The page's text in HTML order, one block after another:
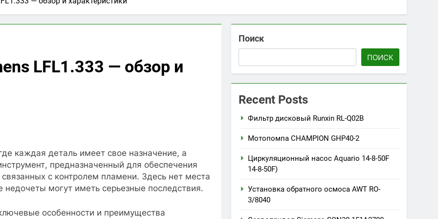
LFL1.333 — обзор и
каждая деталь имеет свое назначение, а
предназначенный для обеспечения
с контролем пламени. Здесь нет места
могут иметь серьезные последствия.
особенности и преимущества
Поиск
ПОИСК
Recent Posts
Фильтр дисковый Runxin RL-Q02B
Мотопомпа CHAMPION GHP40-2
Циркуляционный насос Aquario 14-8-50F
14-8-50F)
Установка обратного осмоса AWT RO-
3/8040